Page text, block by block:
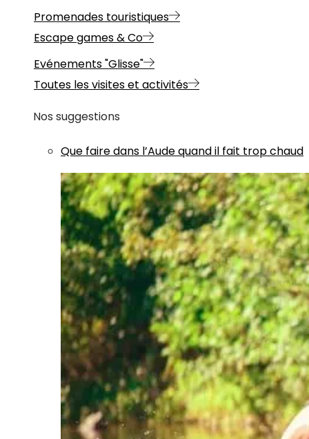
Promenades touristiques
Escape games & Co
Evénements "Glisse"
Toutes les visites et activités
Nos suggestions
Que faire dans l’Aude quand il fait trop chaud